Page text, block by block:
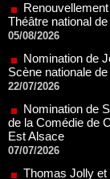
Nomination de
Scène nationale de
Nomination de
de la Comédie de
07/07/2026
Thomas Jolly et
TNP